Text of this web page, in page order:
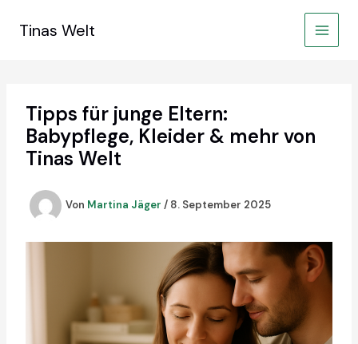
InhaltTinas Welt
Tipps für junge Eltern:
Babypflege, Kleider & mehr von
Tinas Welt
Von Martina Jäger / 8. September 2025